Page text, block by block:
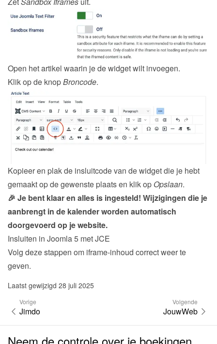
Open het artikel waarin je de widget wilt invoegen.
Klik op de knop Broncode.
Kopieer en plak de insluitcode van de widget die je hebt
gemaakt op de gewenste plaats en klik op Opslaan.
🎉 Je bent klaar en alles is ingesteld! Wijzigingen die je
aanbrengt in de kalender worden automatisch
doorgevoerd op je website.
Insluiten in Joomla 5 met JCE
Volg deze stappen om iframe-inhoud correct weer te
geven.
Laatst gewijzigd 28 juli 2025
Vorige
Jimdo
Volgende
JouwWeb